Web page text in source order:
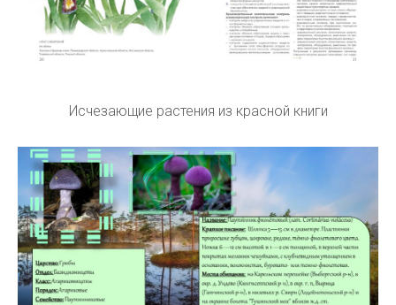
Исчезающие растения из красной книги